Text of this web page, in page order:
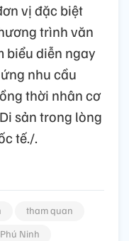
vị đặc biệt
trình văn
biểu diễn ngay
nhu cầu
thời nhân cơ
sản trong lòng
tế./.
tham quan
Ninh